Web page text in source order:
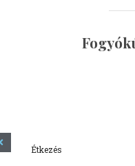
Étkezés